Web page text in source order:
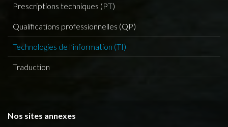
Prescriptions techniques (PT)
Qualifications professionnelles (QP)
Technologies de l’information (TI)
Traduction
Nos sites annexes